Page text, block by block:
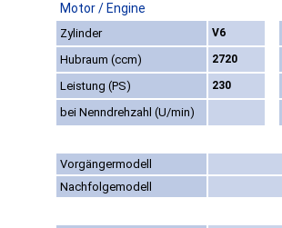
Motor / Engine
Zylinder V6
Hubraum (ccm)
2720
Leistung (PS) 230
bei Nenndrehzahl (U/min)
Vorgängermodell
Nachfolgemodell